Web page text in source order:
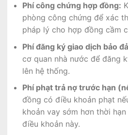
Phí công chứng hợp đồng:
phòng công chứng để xác
pháp lý cho hợp đồng cầm
Phí đăng ký giao dịch bảo
cơ quan nhà nước để đăng
lên hệ thống.
Phí phạt trả nợ trước hạn
đồng có điều khoản phạt
khoản vay sớm hơn thời
điều khoản này.